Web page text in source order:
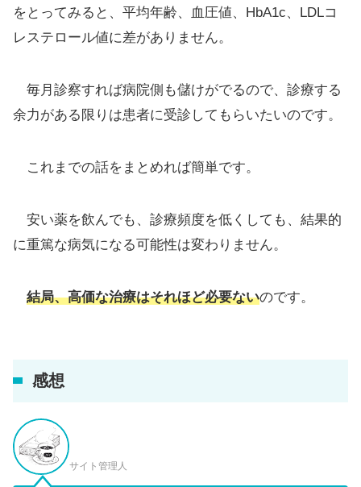
をとってみると、平均年齢、血圧値、HbA1c、LDLコ
レステロール値に差がありません。
毎月診察すれば病院側も儲けがでるので、診療する
余力がある限りは患者に受診してもらいたいのです。
これまでの話をまとめれば簡単です。
安い薬を飲んでも、診療頻度を低くしても、結果的
に重篤な病気になる可能性は変わりません。
結局、高価な治療はそれほど必要ないのです。
感想
サイト管理人